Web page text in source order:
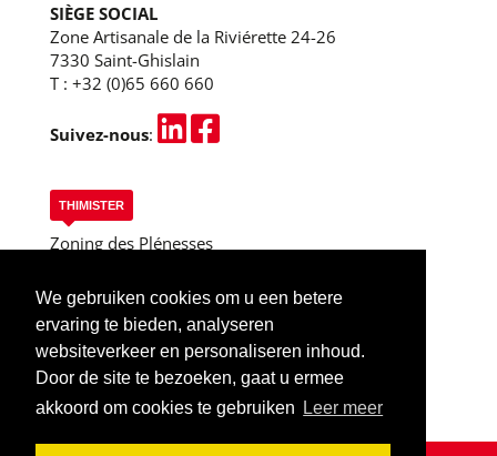
We gebruiken cookies om u een betere
ervaring te bieden, analyseren
websiteverkeer en personaliseren inhoud.
Door de site te bezoeken, gaat u ermee
akkoord om cookies te gebruiken
Leer meer
SIÈGE SOCIAL
Zone Artisanale de la Riviérette 24-26
7330 Saint-Ghislain
T : +32 (0)65 660 660
Suivez-nous:
THIMISTER
Zoning des Plénesses
B-4890 Thimister
T :+32 (0)87 445 955
Thimister (Liège)